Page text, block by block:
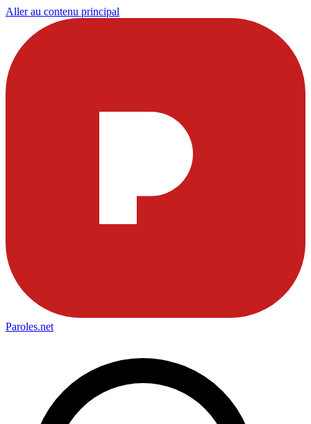
Aller au contenu principal
Paroles.net